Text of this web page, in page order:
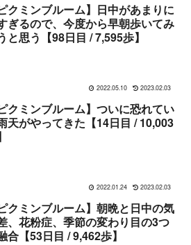
ピクミンブルーム】日中があまりに
ぎるので、今度から早朝歩いてみ
と思う【98日目 / 7,595歩】
2022.05.10 2023.02.03
ピクミンブルーム】ついに恐れてい
天がやってきた【14日目 / 10,003
2022.01.24 2023.02.03
ピクミンブルーム】朝晩と日中の気
、花粉症、季節の変わり目の3つ
合【53日目 / 9,462歩】